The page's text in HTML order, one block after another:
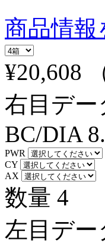
商品情報
¥20,608
右目デー
BC/DIA
PWR
CY
AX
数量 4
左目デー